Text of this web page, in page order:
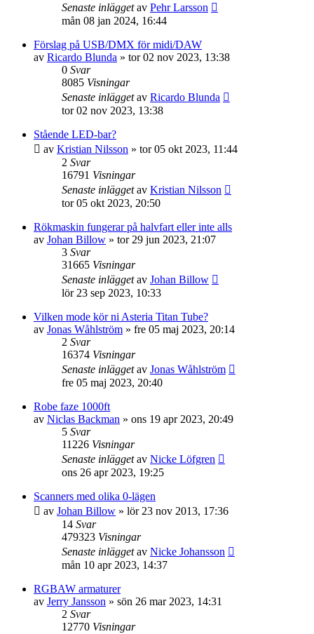
Senaste inläggetav Pehr Larsson
mån 08 jan 2024, 16:44
Förslag på USB/DMX för midi/DAW
av Ricardo Blunda » tor 02 nov 2023, 13:38
0 Svar
8085 Visningar
Senaste inläggetav Ricardo Blunda
tor 02 nov 2023, 13:38
Stående LED-bar?
av Kristian Nilsson » tor 05 okt 2023, 11:44
2 Svar
16791 Visningar
Senaste inläggetav Kristian Nilsson
tor 05 okt 2023, 20:50
Rökmaskin fungerar på halvfart eller inte alls
av Johan Billow » tor 29 jun 2023, 21:07
3 Svar
31665 Visningar
Senaste inläggetav Johan Billow
lör 23 sep 2023, 10:33
Vilken mode kör ni Asteria Titan Tube?
av Jonas Wåhlström » fre 05 maj 2023, 20:14
2 Svar
16374 Visningar
Senaste inläggetav Jonas Wåhlström
fre 05 maj 2023, 20:40
Robe faze 1000ft
av Niclas Backman » ons 19 apr 2023, 20:49
5 Svar
11226 Visningar
Senaste inläggetav Nicke Löfgren
ons 26 apr 2023, 19:25
Scanners med olika 0-lägen
av Johan Billow » lör 23 nov 2013, 17:36
14 Svar
479323 Visningar
Senaste inläggetav Nicke Johansson
mån 10 apr 2023, 14:37
RGBAW armaturer
av Jerry Jansson » sön 26 mar 2023, 14:31
2 Svar
12770 Visningar